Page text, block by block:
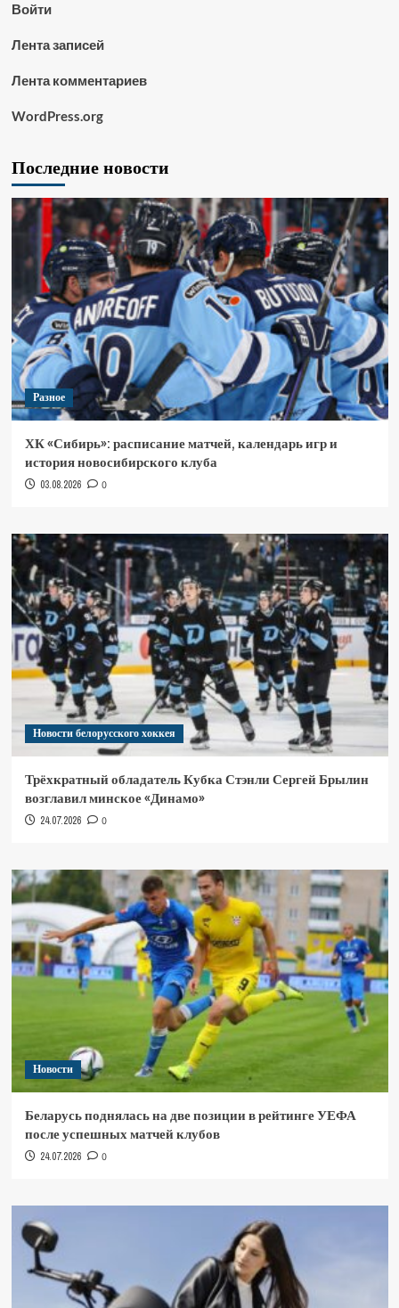
Войти
Лента записей
Лента комментариев
WordPress.org
Последние новости
Разное
ХК «Сибирь»: расписание матчей, календарь игр и
история новосибирского клуба
03.08.2026 0
Новости белорусского хоккея
Трёхкратный обладатель Кубка Стэнли Сергей Брылин
возглавил минское «Динамо»
24.07.2026 0
Новости
Беларусь поднялась на две позиции в рейтинге УЕФА
после успешных матчей клубов
24.07.2026 0